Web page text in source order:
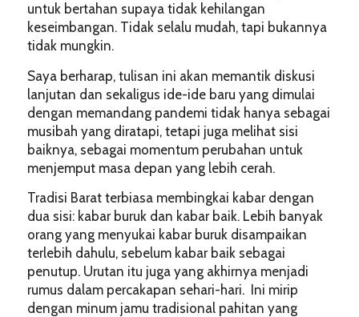
untuk bertahan supaya tidak kehilangan
keseimbangan. Tidak selalu mudah, tapi bukannya
tidak mungkin.
Saya berharap, tulisan ini akan memantik diskusi
lanjutan dan sekaligus ide-ide baru yang dimulai
dengan memandang pandemi tidak hanya sebagai
musibah yang diratapi, tetapi juga melihat sisi
baiknya, sebagai momentum perubahan untuk
menjemput masa depan yang lebih cerah.
Tradisi Barat terbiasa membingkai kabar dengan
dua sisi: kabar buruk dan kabar baik. Lebih banyak
orang yang menyukai kabar buruk disampaikan
terlebih dahulu, sebelum kabar baik sebagai
penutup. Urutan itu juga yang akhirnya menjadi
rumus dalam percakapan sehari-hari. Ini mirip
dengan minum jamu tradisional pahitan yang